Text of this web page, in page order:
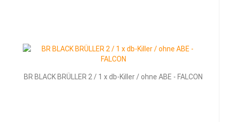
BR BLACK BRÜLLER 2 / 1 x db-Killer / ohne ABE - FALCON